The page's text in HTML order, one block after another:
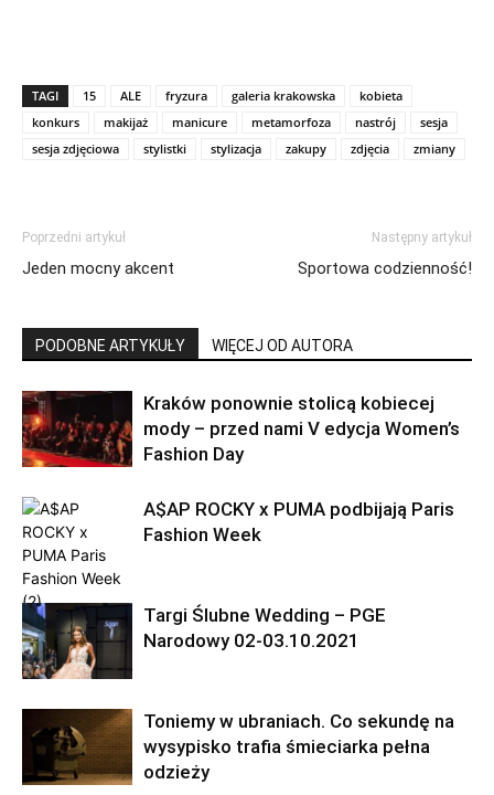
TAGI 15 ALE fryzura galeria krakowska
kobieta
konkurs
makijaż manicure metamorfoza nastrój
sesja
sesja zdjęciowa
stylistki stylizacja zakupy zdjęcia zmiany
Poprzedni artykuł
Jeden mocny akcent
Następny artykuł
Sportowa codzienność!
PODOBNE ARTYKUŁY WIĘCEJ OD AUTORA
Kraków ponownie stolicą kobiecej
mody – przed nami V edycja Women’s
Fashion Day
A$AP ROCKY x PUMA podbijają Paris
Fashion Week
Targi Ślubne Wedding – PGE
Narodowy 02-03.10.2021
Toniemy w ubraniach. Co sekundę na
wysypisko trafia śmieciarka pełna
odzieży